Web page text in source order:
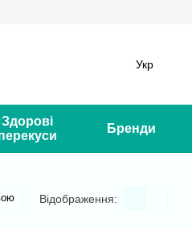
Укр
Здорові
Бренди
Відображення: